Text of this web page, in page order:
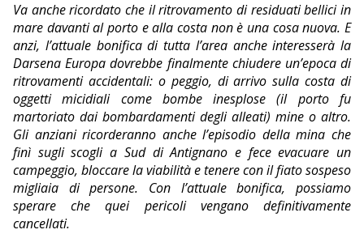
Va anche ricordato che il ritrovamento di residuati bellici in
mare davanti al porto e alla costa non è una cosa nuova. E
anzi, l’attuale bonifica di tutta l’area anche interesserà la
Darsena Europa dovrebbe finalmente chiudere un’epoca di
ritrovamenti accidentali: o peggio, di arrivo sulla costa di
oggetti micidiali come bombe inesplose (il porto fu
martoriato dai bombardamenti degli alleati) mine o altro.
Gli anziani ricorderanno anche l’episodio della mina che
finì sugli scogli a Sud di Antignano e fece evacuare un
campeggio, bloccare la viabilità e tenere con il fiato sospeso
migliaia di persone. Con l’attuale bonifica, possiamo
sperare che quei pericoli vengano definitivamente
cancellati.